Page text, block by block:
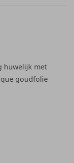
huwelijk met
goudfolie
online editor,
een mailtje,